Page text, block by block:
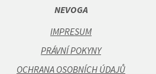
NEVOGA
IMPRESUM
PRÁVNÍ POKYNY
OCHRANA OSOBNÍCH ÚDAJŮ